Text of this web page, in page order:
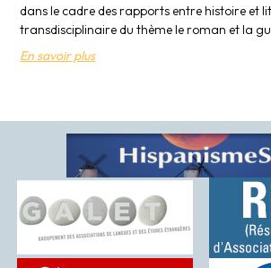
dans le cadre des rapports entre histoire et
transdisciplinaire du thème le roman et la
En savoir plus